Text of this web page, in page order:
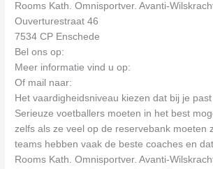
Rooms Kath. Omnisportver. Avanti-
Ouverturestraat 46
7534 CP Enschede
Bel ons op:
Meer informatie vind u op:
Of mail naar:
Het vaardigheidsniveau kiezen dat bij je past
Serieuze voetballers moeten in het best
zelfs als ze veel op de reservebank moeten
teams hebben vaak de beste coaches en
Rooms Kath. Omnisportver. Avanti-